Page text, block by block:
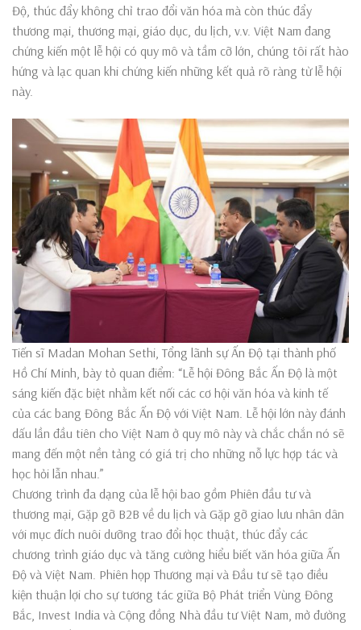
Độ, thúc đẩy không chỉ trao đổi văn hóa mà còn thúc đẩy
thương mại, thương mại, giáo dục, du lịch, v.v. Việt Nam đang
chứng kiến một lễ hội có quy mô và tầm cỡ lớn, chúng tôi rất hào
hứng và lạc quan khi chứng kiến những kết quả rõ ràng từ lễ hội
này.
Tiến sĩ Madan Mohan Sethi, Tổng lãnh sự Ấn Độ tại thành phố
Hồ Chí Minh, bày tỏ quan điểm: “Lễ hội Đông Bắc Ấn Độ là một
sáng kiến đặc biệt nhằm kết nối các cơ hội văn hóa và kinh tế
của các bang Đông Bắc Ấn Độ với Việt Nam. Lễ hội lớn này đánh
dấu lần đầu tiên cho Việt Nam ở quy mô này và chắc chắn nó sẽ
mang đến một nền tảng có giá trị cho những nỗ lực hợp tác và
học hỏi lẫn nhau.”
Chương trình đa dạng của lễ hội bao gồm Phiên đầu tư và
thương mại, Gặp gỡ B2B về du lịch và Gặp gỡ giao lưu nhân dân
với mục đích nuôi dưỡng trao đổi học thuật, thúc đẩy các
chương trình giáo dục và tăng cường hiểu biết văn hóa giữa Ấn
Độ và Việt Nam. Phiên họp Thương mại và Đầu tư sẽ tạo điều
kiện thuận lợi cho sự tương tác giữa Bộ Phát triển Vùng Đông
Bắc, Invest India và Cộng đồng Nhà đầu tư Việt Nam, mở đường